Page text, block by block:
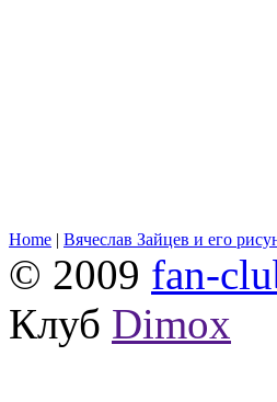
Home | Вячеслав Зайцев и его
© 2009 fan-
Клуб Dimox